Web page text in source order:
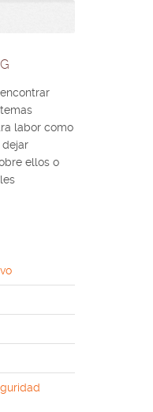
labor como
dejar
ellos o